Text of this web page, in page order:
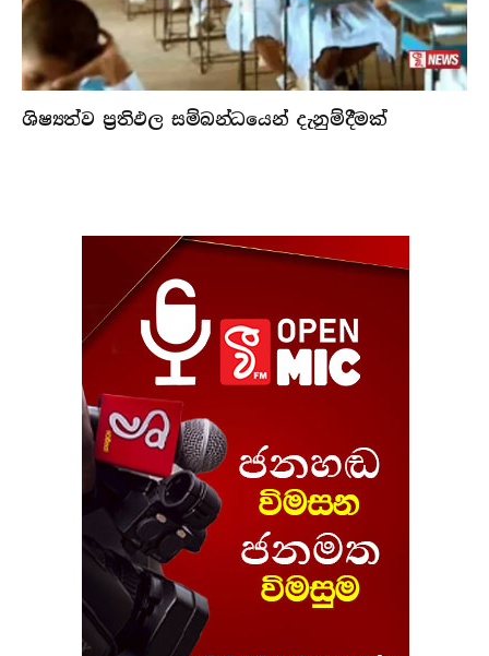
ශිෂ්‍යත්ව ප්‍රතිඵල සම්බන්ධයෙන් දැනුම්දීමක්